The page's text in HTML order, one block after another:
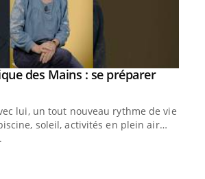
des Mains : se préparer
lui, un tout nouveau rythme de vie !
soleil, activités en plein air…